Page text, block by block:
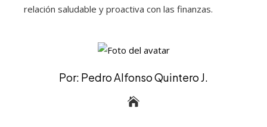
relación saludable y proactiva con las finanzas.
Por: Pedro Alfonso Quintero J.